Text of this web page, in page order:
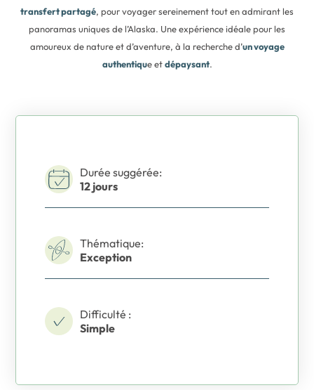
transfert partagé, pour voyager sereinement tout en admirant les
panoramas uniques de l’Alaska. Une expérience idéale pour les
amoureux de nature et d’aventure, à la recherche d’un voyage
authentique etdépaysant.
Durée suggérée:
12 jours
Thématique:
Exception
Difficulté :
Simple